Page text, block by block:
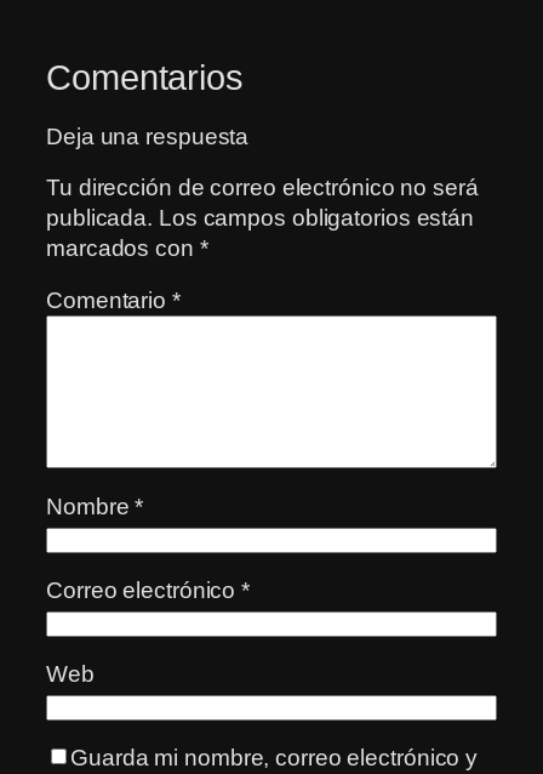
Comentarios
Deja una respuesta
Tu dirección de correo electrónico no será
publicada. Los campos obligatorios están
marcados con *
Comentario *
Nombre*
Correo electrónico*
Web
Guarda mi nombre, correo electrónico y